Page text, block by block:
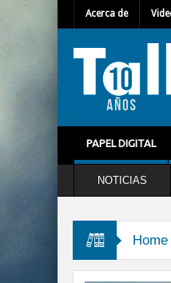
Acerca de
PAPEL DIGITAL
NOTICIAS
Mallet como nuevo Director General
Home